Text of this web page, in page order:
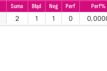
Suma Błąd Neg Perf Perf%
2 1 1 0